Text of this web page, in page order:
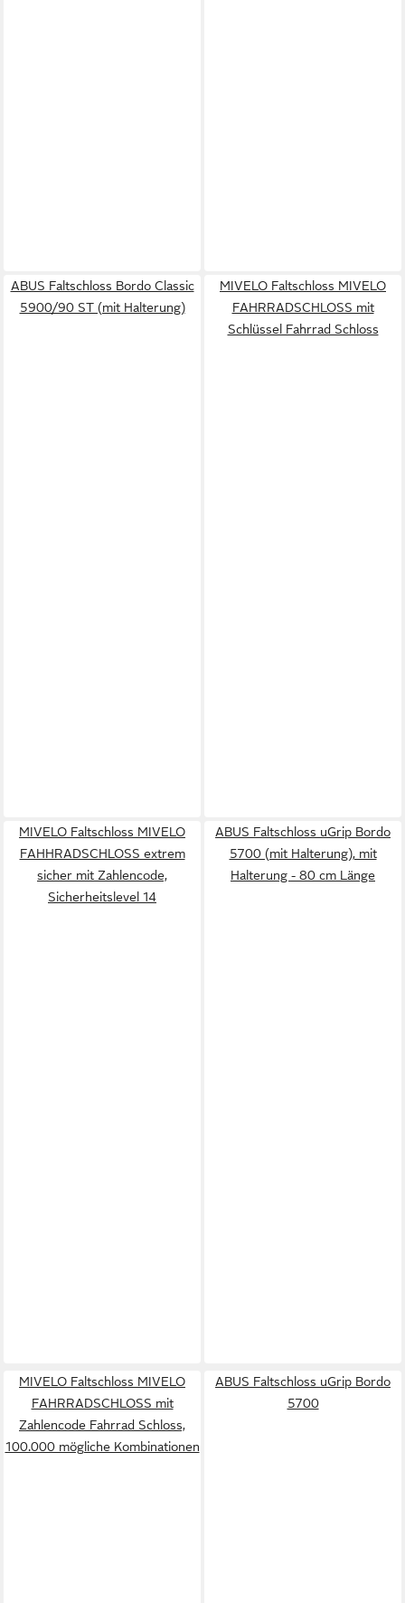
ABUS Faltschloss Bordo Classic
5900/90 ST (mit Halterung)
MIVELO Faltschloss MIVELO
FAHRRADSCHLOSS mit
Schlüssel Fahrrad Schloss
MIVELO Faltschloss MIVELO
FAHHRADSCHLOSS extrem
sicher mit Zahlencode,
Sicherheitslevel 14
ABUS Faltschloss uGrip Bordo
5700 (mit Halterung), mit
Halterung - 80 cm Länge
MIVELO Faltschloss MIVELO
FAHRRADSCHLOSS mit
Zahlencode Fahrrad Schloss,
100.000 mögliche Kombinationen
ABUS Faltschloss uGrip Bordo
5700